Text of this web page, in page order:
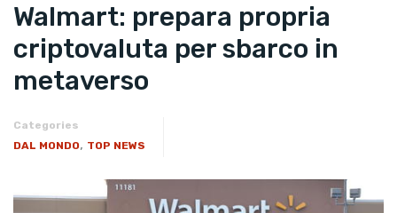
Walmart: prepara propria
criptovaluta per sbarco in
metaverso
Categories
DAL MONDO, TOP NEWS